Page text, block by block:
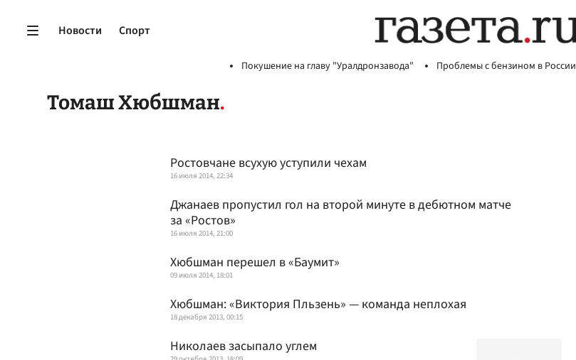
Новости Спорт
Покушение на главу "Уралдронзавода" Проблемы с бензином в России
Томаш Хюбшман
Ростовчане всухую уступили чехам
16 июля 2014, 22:34
Джанаев пропустил гол на второй минуте в дебютном матче
за «Ростов»
16 июля 2014, 21:00
Хюбшман перешел в «Баумит»
09 июля 2014, 18:01
Хюбшман: «Виктория Пльзень» — команда неплохая
18 декабря 2013, 00:15
Николаев засыпало углем